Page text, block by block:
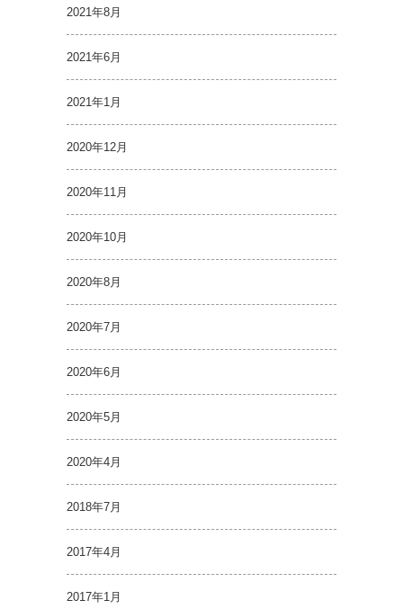
2021年8月
2021年6月
2021年1月
2020年12月
2020年11月
2020年10月
2020年8月
2020年7月
2020年6月
2020年5月
2020年4月
2018年7月
2017年4月
2017年1月